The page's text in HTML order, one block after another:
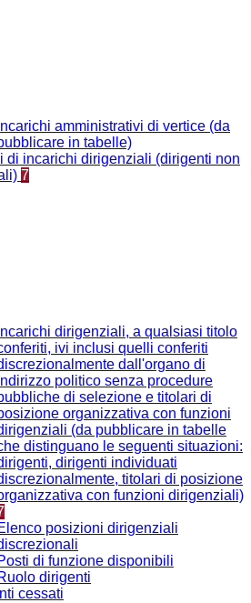
Incarichi amministrativi di vertice (da
in tabelle)
di incarichi dirigenziali (dirigenti non
7
Incarichi dirigenziali, a qualsiasi titolo
ivi inclusi quelli conferiti
dall'organo di
politico senza procedure
di selezione e titolari di
organizzativa con funzioni
(da pubblicare in tabelle
distinguano le seguenti situazioni:
dirigenti individuati
titolari di posizione
con funzioni dirigenziali)
posizioni dirigenziali
di funzione disponibili
dirigenti
cessati